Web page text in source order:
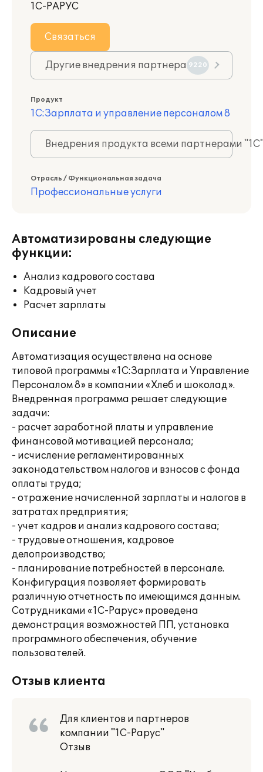
1С-РАРУС
Связаться
Другие внедрения партнера 9220
Продукт
1С:Зарплата и управление персоналом 8
Внедрения продукта всеми партнерами
Отрасль / Функциональная задача
Профессиональные услуги
Автоматизированы следующие
функции:
Анализ кадрового состава
Кадровый учет
Расчет зарплаты
Описание
Автоматизация осуществлена на основе
типовой программы «1С:Зарплата и Управление
Персоналом 8» в компании «Хлеб и шоколад».
Внедренная программа решает следующие
задачи:
- расчет заработной платы и управление
финансовой мотивацией персонала;
- исчисление регламентированных
законодательством налогов и взносов с фонда
оплаты труда;
- отражение начисленной зарплаты и налогов в
затратах предприятия;
- учет кадров и анализ кадрового состава;
- трудовые отношения, кадровое
делопроизводство;
- планирование потребностей в персонале.
Конфигурация позволяет формировать
различную отчетность по имеющимся данным.
Сотрудниками «1С-Рарус» проведена
демонстрация возможностей ПП, установка
программного обеспечения, обучение
пользователей.
Отзыв клиента
Для клиентов и партнеров
компании "1С-Рарус"
Отзыв